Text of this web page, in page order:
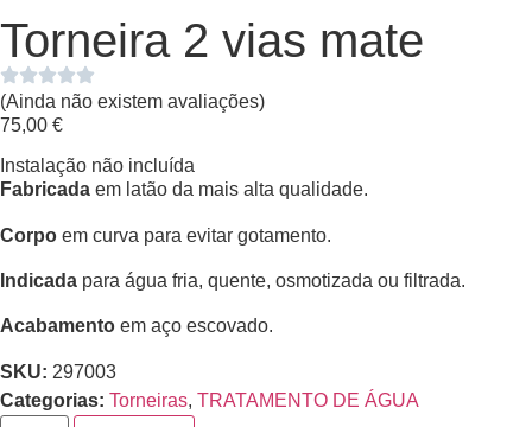
Torneira 2 vias mate
(Ainda não existem avaliações)
75,00 €
Instalação não incluída
Fabricada em latão da mais alta qualidade.
Corpo em curva para evitar gotamento.
Indicada para água fria, quente, osmotizada ou filtrada.
Acabamento em aço escovado.
SKU: 297003
Categorias: Torneiras, TRATAMENTO DE ÁGUA